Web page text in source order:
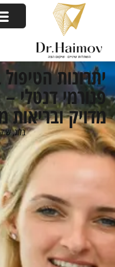
יתרונות
פנורמי דנטלי
מדויק ובריאות
בלוג,